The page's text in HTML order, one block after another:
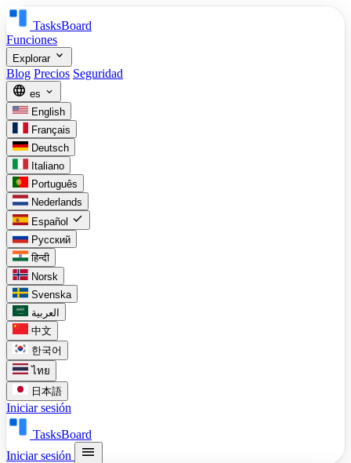
TasksBoard
Funciones
Explorar expand_more
Blog Precios Seguridad
language es expand_more
English
Français
Deutsch
Italiano
Português
Nederlands
Español check
Русский
हिन्दी
Norsk
Svenska
العربية
中文
한국어
ไทย
日本語
Iniciar sesión
TasksBoard
Iniciar sesión
menu